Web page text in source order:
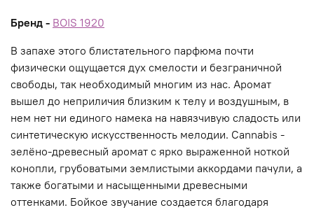
Бренд - BOIS 1920
В запахе этого блистательного парфюма почти
физически ощущается дух смелости и безграничной
свободы, так необходимый многим из нас. Аромат
вышел до неприличия близким к телу и воздушным, в
нем нет ни единого намека на навязчивую сладость или
синтетическую искусственность мелодии. Cannabis -
зелёно-древесный аромат с ярко выраженной ноткой
конопли, грубоватыми землистыми аккордами пачули, а
также богатыми и насыщенными древесными
оттенками. Бойкое звучание создается благодаря